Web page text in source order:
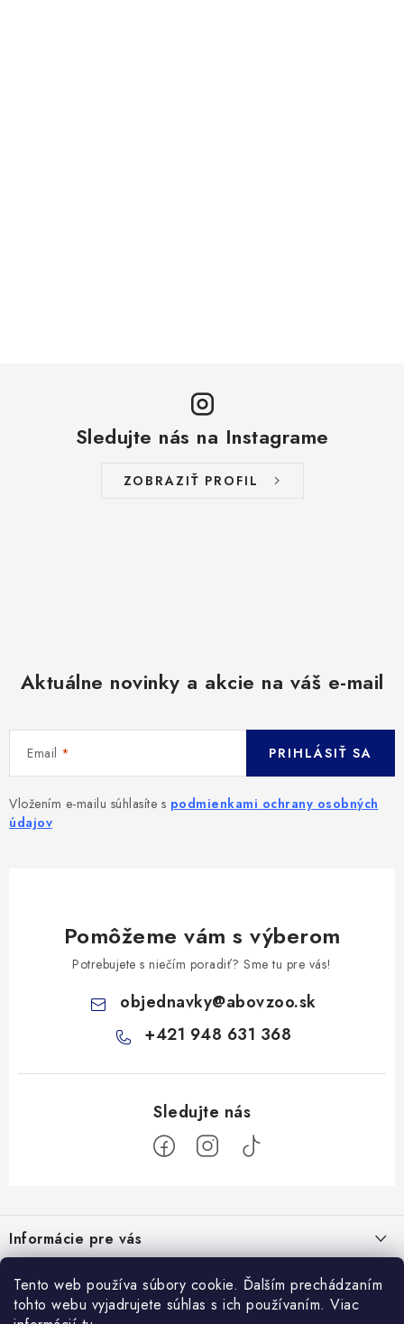
Tento web používa súbory cookie. Ďalším prechádzaním
tohto webu vyjadrujete súhlas s ich používaním. Viac
Sledujte nás na Instagrame
ZOBRAZIŤ PROFIL
Aktuálne novinky a akcie na váš e-mail
Email
Vložením e-mailu súhlasíte s podmienkami ochrany osobných
údajov
PRIHLÁSIŤ SA
Pomôžeme vám s výberom
Potrebujete s niečím poradiť? Sme tu pre vás!
objednavky@abovzoo.sk
+421 948 631 368
p
ä
Informácie pre vás
Podmienky ochrany osobných údajov
Prijímame online platby